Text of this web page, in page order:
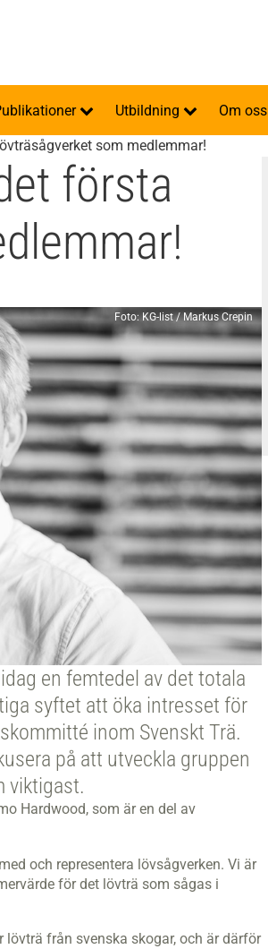
Utbildning Om oss
som medlemmar!
första
Foto: KG-list / Markus Crepin
en femtedel av det totala
syftet att öka intresset för
inom Svenskt Trä.
på att utveckla gruppen
viktigast.
Hardwood, som är en del av
och representera lövsågverken. Vi är
för det lövträ som sågas i
från svenska skogar, och är därför